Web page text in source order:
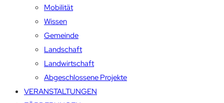
Mobilität
Wissen
Gemeinde
Landschaft
Landwirtschaft
Abgeschlossene Projekte
VERANSTALTUNGEN